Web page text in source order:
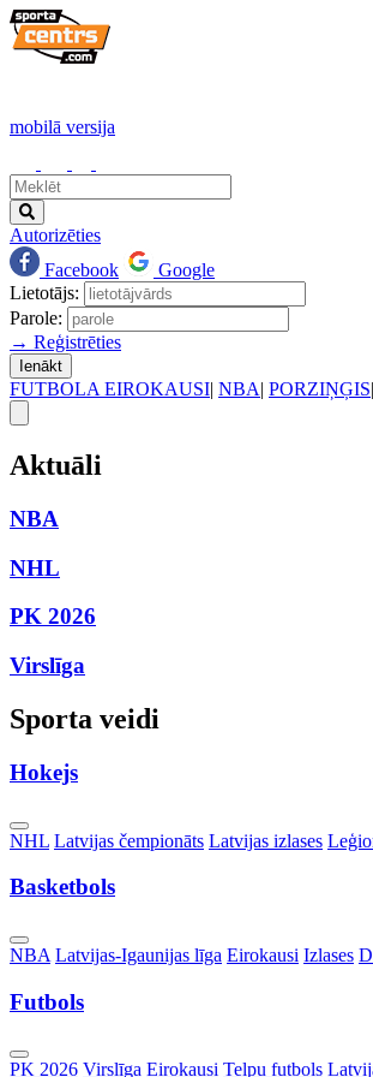
mobilā versija
Autorizēties
Facebook
Google
Lietotājs:
Parole:
→ Reģistrēties
Ienākt
FUTBOLA EIROKAUSI| NBA| PORZIŅĢIS|
Aktuāli
NBA
NHL
PK 2026
Virslīga
Sporta veidi
Hokejs
Toggle
Dropdown
NHL Latvijas čempionāts Latvijas izlases
Basketbols
Toggle
Dropdown
NBA Latvijas-Igaunijas līga Eirokausi Izlases
Futbols
Toggle
PK 2026 Virslīga Eirokausi Telpu futbols